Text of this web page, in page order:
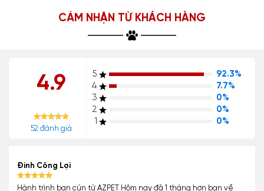
CẢM NHẬN TỪ KHÁCH HÀNG
4.9
52 đánh giá
5
92.3%
4
7.7%
3
0%
2
0%
1
0%
Đinh Công Lợi
Hành trình bạn cún từ AZPET Hôm nay đã 1 tháng hơn bạn về